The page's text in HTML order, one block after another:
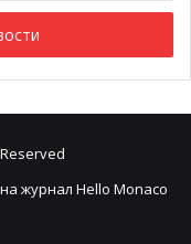
журнал Hello Monaco